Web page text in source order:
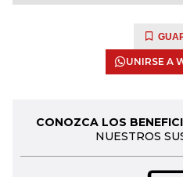
UNIRSE A
CONOZCA LOS
NUESTROS